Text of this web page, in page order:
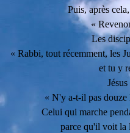
Puis, après
«
Les
« Rabbi, tout récemment, les
et tu y
« N'y a-t-il pas douze
Celui qui marche
parce qu'il voit la